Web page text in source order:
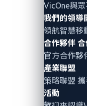
VicOne與眾
我們的領導
領航智慧移
合作夥伴 合
官方合作夥
產業聯盟
策略聯盟
活動
To read more
visit our resource
About the Author